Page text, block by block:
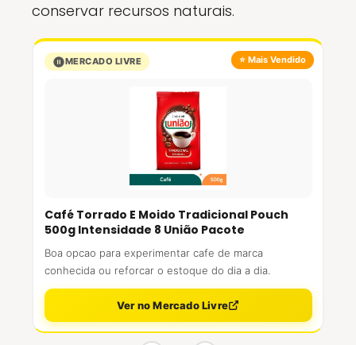
conservar recursos naturais.
⭐ Mais Vendido
MERCADO LIVRE
Café Torrado E Moido Tradicional Pouch
500g Intensidade 8 União Pacote
Boa opcao para experimentar cafe de marca
conhecida ou reforcar o estoque do dia a dia.
Ver no Mercado Livre